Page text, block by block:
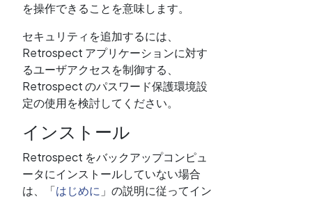
を操作できることを意味します。
セキュリティを追加するには、
Retrospect アプリケーションに対す
るユーザアクセスを制御する、
Retrospect のパスワード保護環境設
定の使用を検討してください。
インストール
Retrospect をバックアップコンピュ
ータにインストールしていない場合
は、「はじめに 」の説明に従ってイン